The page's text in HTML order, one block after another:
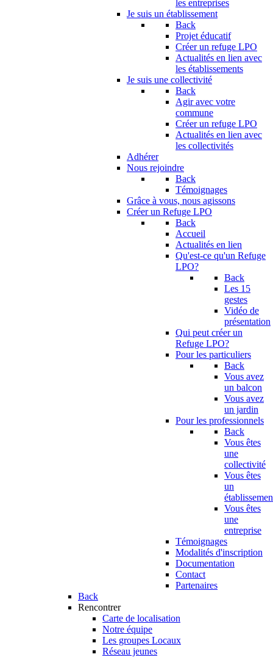
les entreprises
Je suis un établissement
Back
Projet éducatif
Créer un refuge LPO
Actualités en lien avec
les établissements
Je suis une collectivité
Back
Agir avec votre
commune
Créer un refuge LPO
Actualités en lien avec
les collectivités
Adhérer
Nous rejoindre
Back
Témoignages
Grâce à vous, nous agissons
Créer un Refuge LPO
Back
Accueil
Actualités en lien
Qu'est-ce qu'un Refuge
LPO?
Back
Les 15
gestes
Vidéo de
présentation
Qui peut créer un
Refuge LPO?
Pour les particuliers
Back
Vous avez
un balcon
Vous avez
un jardin
Pour les professionnels
Back
Vous êtes
une
collectivité
Vous êtes
un
Vous êtes
une
entreprise
Témoignages
Modalités d'inscription
Documentation
Contact
Partenaires
Back
Rencontrer
Carte de localisation
Notre équipe
Les groupes Locaux
Réseau jeunes